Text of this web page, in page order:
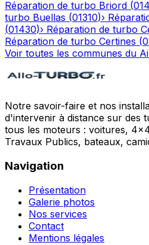
Réparation de turbo Briord (
turbo Buellas (01310)›
(01430)› Réparation de turbo
Réparation de turbo Certines (
Voir toutes les communes du
Notre savoir-faire et nos
d'intervenir à distance sur des
tous les moteurs : voitures,
Travaux Publics, bateaux,
Navigation
Présentation
Galerie photos
Nos services
Contact
Mentions légales